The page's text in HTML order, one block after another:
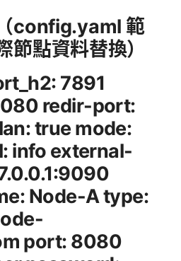
config.yaml 範
節點資料替換）
7891
redir-port:
true mode:
info external-
Node-A type:
port: 8080